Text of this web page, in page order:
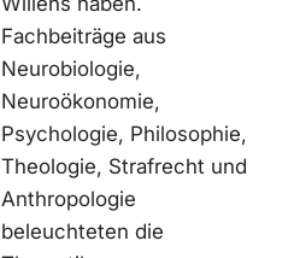
Fachbeiträge aus
Neurobiologie,
Neuroökonomie,
Psychologie, Philosophie,
Theologie, Strafrecht und
Anthropologie
beleuchteten die